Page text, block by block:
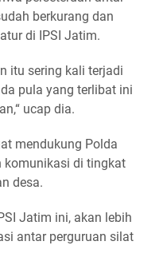
berkurang dan
di IPSI Jatim.
itu sering kali terjadi
pula yang terlibat ini
ucap dia.
mendukung Polda
di tingkat
desa.
Jatim ini, akan lebih
antar perguruan silat